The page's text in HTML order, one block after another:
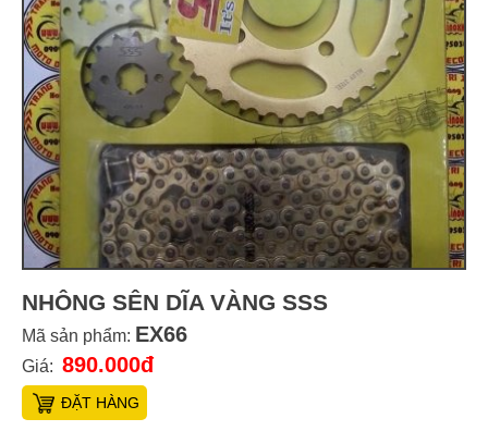
NHÔNG SÊN DĨA VÀNG SSS
Mã sản phẩm: EX66
Giá: 890.000đ
ĐẶT HÀNG